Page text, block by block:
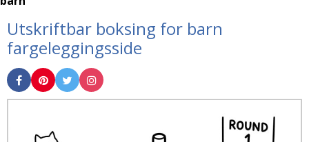
Utskriftbar boksing for barn
fargeleggingsside